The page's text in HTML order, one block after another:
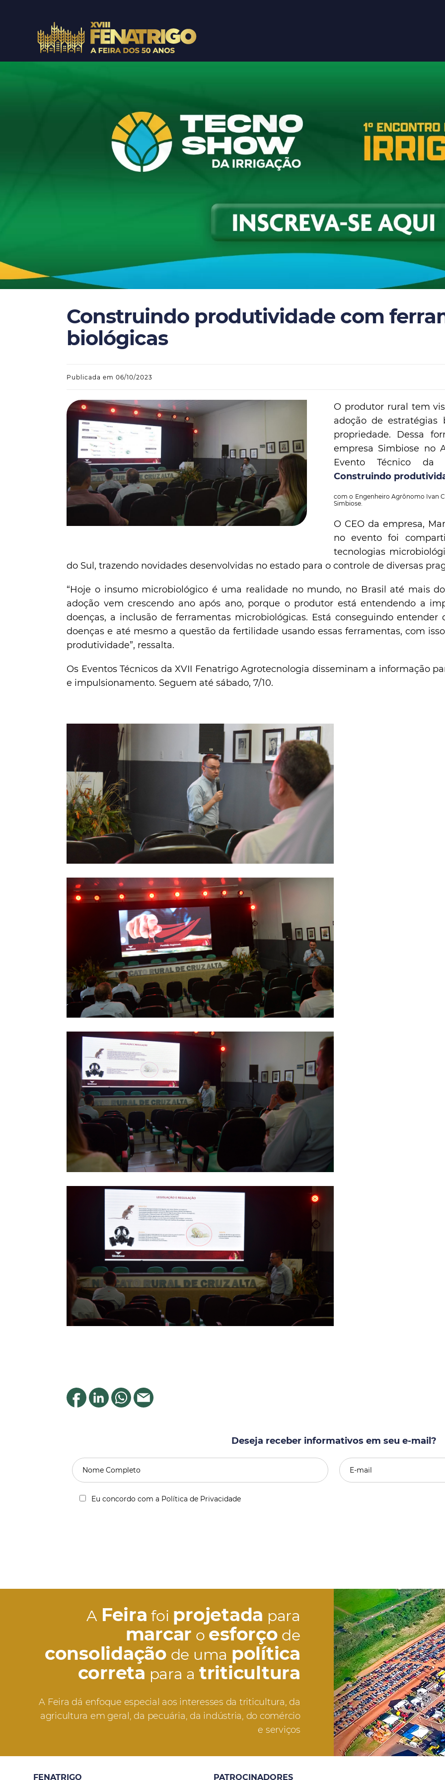
Construindo produtividade com
biológicas
Publicada em 06/10/2023
O produtor rural tem
adoção de
propriedade. Dessa
empresa Simbiose no
Evento Técnico da
Construindo
com o Engenheiro Agrônomo Ivan
Simbiose.
O CEO da empresa,
no evento foi
tecnologias
do Sul, trazendo novidades desenvolvidas no estado para o controle de diversas
“Hoje o insumo microbiológico é uma realidade no mundo, no Brasil até mais
adoção vem crescendo ano após ano, porque o produtor está entendendo a
doenças, a inclusão de ferramentas microbiológicas. Está conseguindo
doenças e até mesmo a questão da fertilidade usando essas ferramentas, com
produtividade”, ressalta.
Os Eventos Técnicos da XVII Fenatrigo Agrotecnologia disseminam a informação
e impulsionamento. Seguem até sábado, 7/10.
Deseja receber informativos em seu e-mail?
Eu concordo com a Política de Privacidade
A Feira foi projetada para
marcar o esforço de
consolidação de uma política
correta para a triticultura
A Feira dá enfoque especial aos interesses da triticultura, da
agricultura em geral, da pecuária, da indústria, do comércio
e serviços
FENATRIGO PATROCINADORES